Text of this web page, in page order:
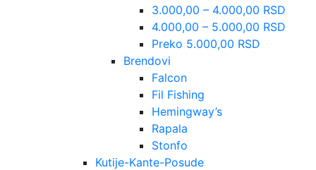
3.000,00 – 4.000,00 RSD
4.000,00 – 5.000,00 RSD
Preko 5.000,00 RSD
Brendovi
Falcon
Fil Fishing
Hemingway’s
Rapala
Stonfo
Kutije-Kante-Posude